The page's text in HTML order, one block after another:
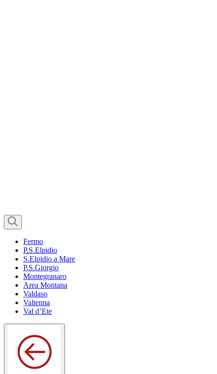
Fermo
P.S.Elpidio
S.Elpidio a Mare
P.S.Giorgio
Montegranaro
Area Montana
Valdaso
Valtenna
Val d’Ete